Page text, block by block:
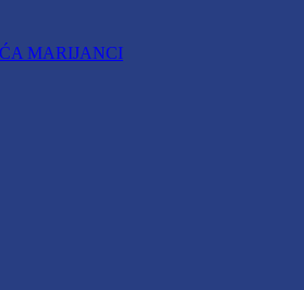
MARIJANCI